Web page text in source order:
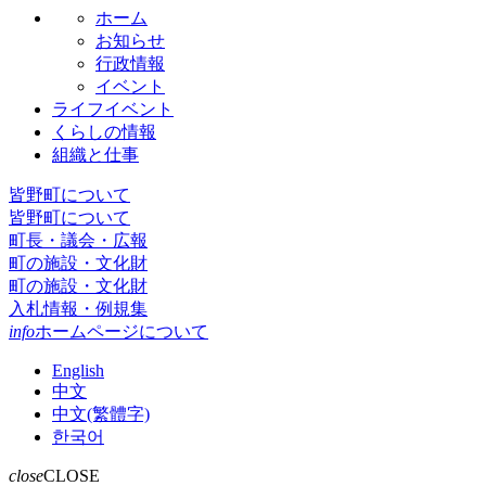
ホーム
お知らせ
行政情報
イベント
ライフイベント
くらしの情報
組織と仕事
皆野町について
皆野町について
町長・議会・広報
町の施設・文化財
町の施設・文化財
入札情報・例規集
infoホームページについて
English
中文
中文(繁體字)
한국어
closeCLOSE